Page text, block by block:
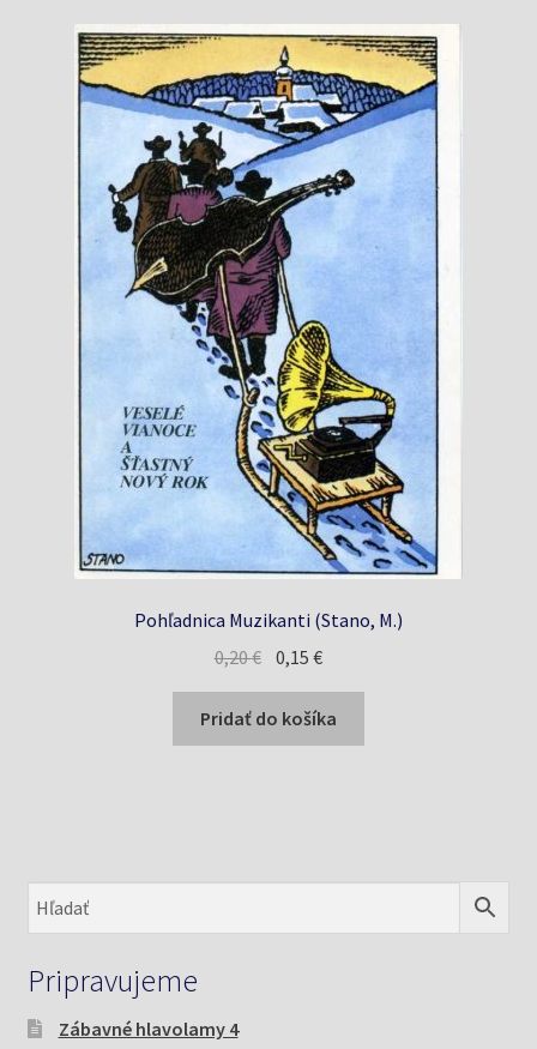
Pohľadnica Muzikanti (Stano, M.)
0,20€ Pôvodná
cena
bola:
0,20 €.
0,15€Aktuálna
cena
je:
0,15 €.
Pridať do košíka
Pripravujeme
Zábavné hlavolamy 4